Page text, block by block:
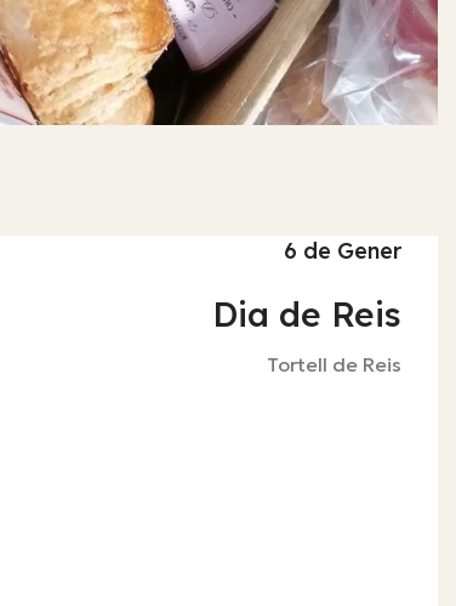
6 de Gener
Dia de Reis
Tortell de Reis